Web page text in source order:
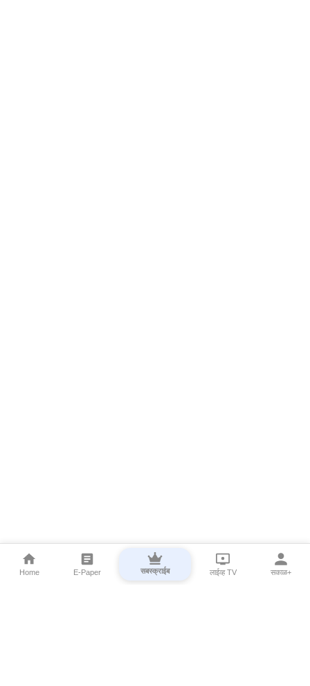
Home E-Paper सबस्क्राईब लाईव्ह TV सकाळ+